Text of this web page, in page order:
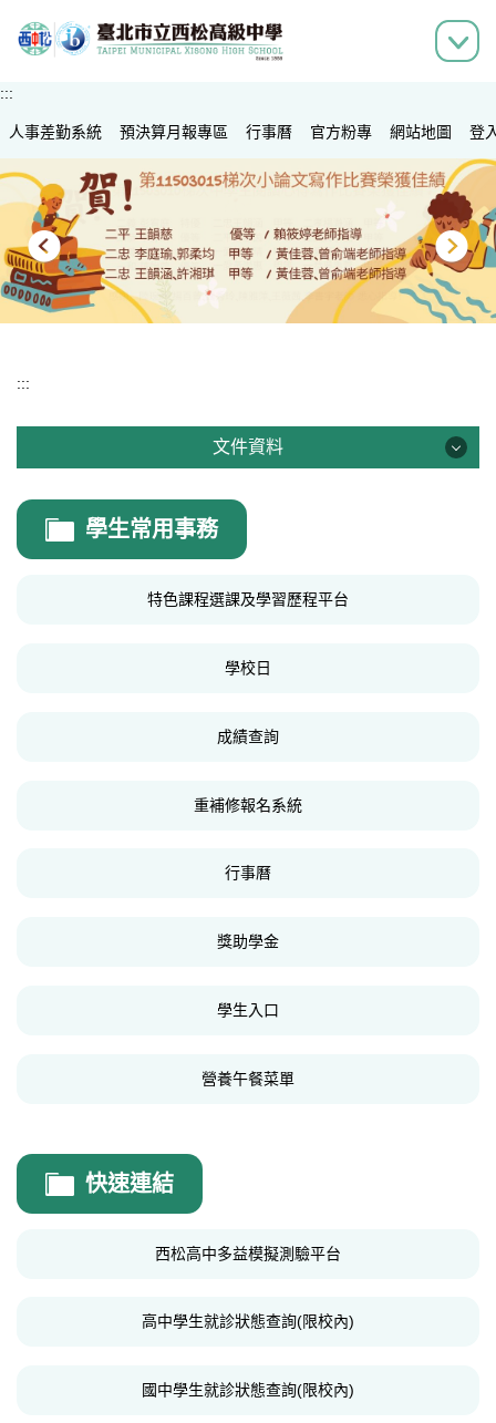
到
容
區
:::
人事差勤系統 預決算月報專區 行事曆 官方粉專 網站地圖 登
:::
文件資料
文件資料
學生常用事務
特色課程選課及學習歷程平台
學校日
成績查詢
重補修報名系統
行事曆
獎助學金
學生入口
營養午餐菜單
快速連結
西松高中多益模擬測驗平台
高中學生就診狀態查詢(限校內)
國中學生就診狀態查詢(限校內)